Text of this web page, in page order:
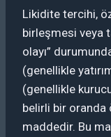
Likidite tercihi,
birleşmesi veya
olayı”
(genellikle
(genellikle
belirli bir oranda
maddedir. Bu